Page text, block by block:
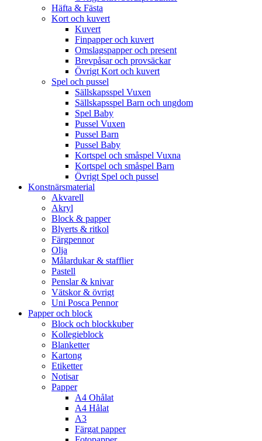
Häfta & Fästa
Kort och kuvert
Kuvert
Finpapper och kuvert
Omslagspapper och present
Brevpåsar och provsäckar
Övrigt Kort och kuvert
Spel och pussel
Sällskapsspel Vuxen
Sällskapsspel Barn och ungdom
Spel Baby
Pussel Vuxen
Pussel Barn
Pussel Baby
Kortspel och småspel Vuxna
Kortspel och småspel Barn
Övrigt Spel och pussel
Konstnärsmaterial
Akvarell
Akryl
Block & papper
Blyerts & ritkol
Färgpennor
Olja
Målardukar & stafflier
Pastell
Penslar & knivar
Vätskor & övrigt
Uni Posca Pennor
Papper och block
Block och blockkuber
Kollegieblock
Blanketter
Kartong
Etiketter
Notisar
Papper
A4 Ohålat
A4 Hålat
A3
Färgat papper